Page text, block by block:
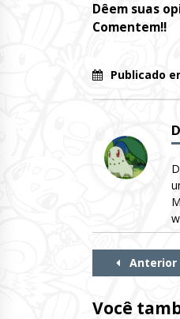
Dêem suas
Comentem!!
Publicado
Continue
Anterior
Você